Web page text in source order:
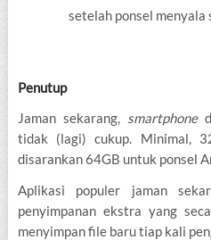
setelah ponsel menyala
Penutup
Jaman sekarang, smartphone
tidak (lagi) cukup. Minimal,
disarankan 64GB untuk ponsel
Aplikasi populer jaman
penyimpanan ekstra yang
menyimpan file baru tiap kali